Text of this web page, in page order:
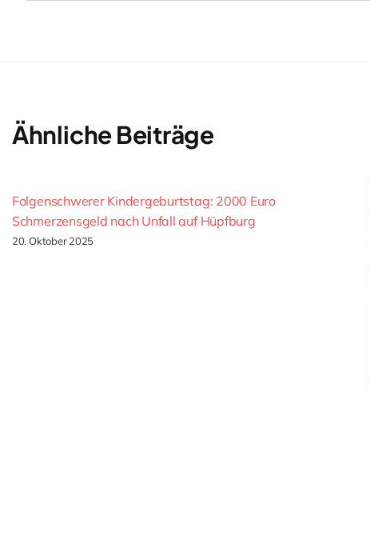
Ähnliche Beiträge
Folgenschwerer Kindergeburtstag: 2000 Euro
Schmerzensgeld nach Unfall auf Hüpfburg
20. Oktober 2025